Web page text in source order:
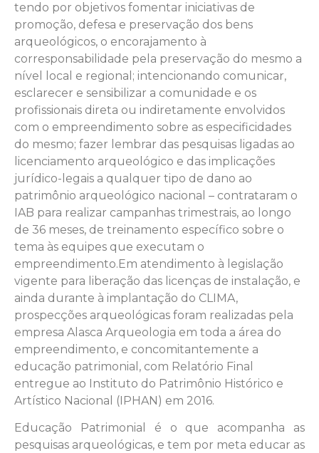
tendo por objetivos fomentar iniciativas de
promoção, defesa e preservação dos bens
arqueológicos, o encorajamento à
corresponsabilidade pela preservação do mesmo a
nível local e regional; intencionando comunicar,
esclarecer e sensibilizar a comunidade e os
profissionais direta ou indiretamente envolvidos
com o empreendimento sobre as especificidades
do mesmo; fazer lembrar das pesquisas ligadas ao
licenciamento arqueológico e das implicações
jurídico-legais a qualquer tipo de dano ao
patrimônio arqueológico nacional – contrataram o
IAB para realizar campanhas trimestrais, ao longo
de 36 meses, de treinamento específico sobre o
tema às equipes que executam o
empreendimento.Em atendimento à legislação
vigente para liberação das licenças de instalação, e
ainda durante à implantação do CLIMA,
prospecções arqueológicas foram realizadas pela
empresa Alasca Arqueologia em toda a área do
empreendimento, e concomitantemente a
educação patrimonial, com Relatório Final
entregue ao Instituto do Patrimônio Histórico e
Artístico Nacional (IPHAN) em 2016.
Educação Patrimonial é o que acompanha as
pesquisas arqueológicas, e tem por meta educar as